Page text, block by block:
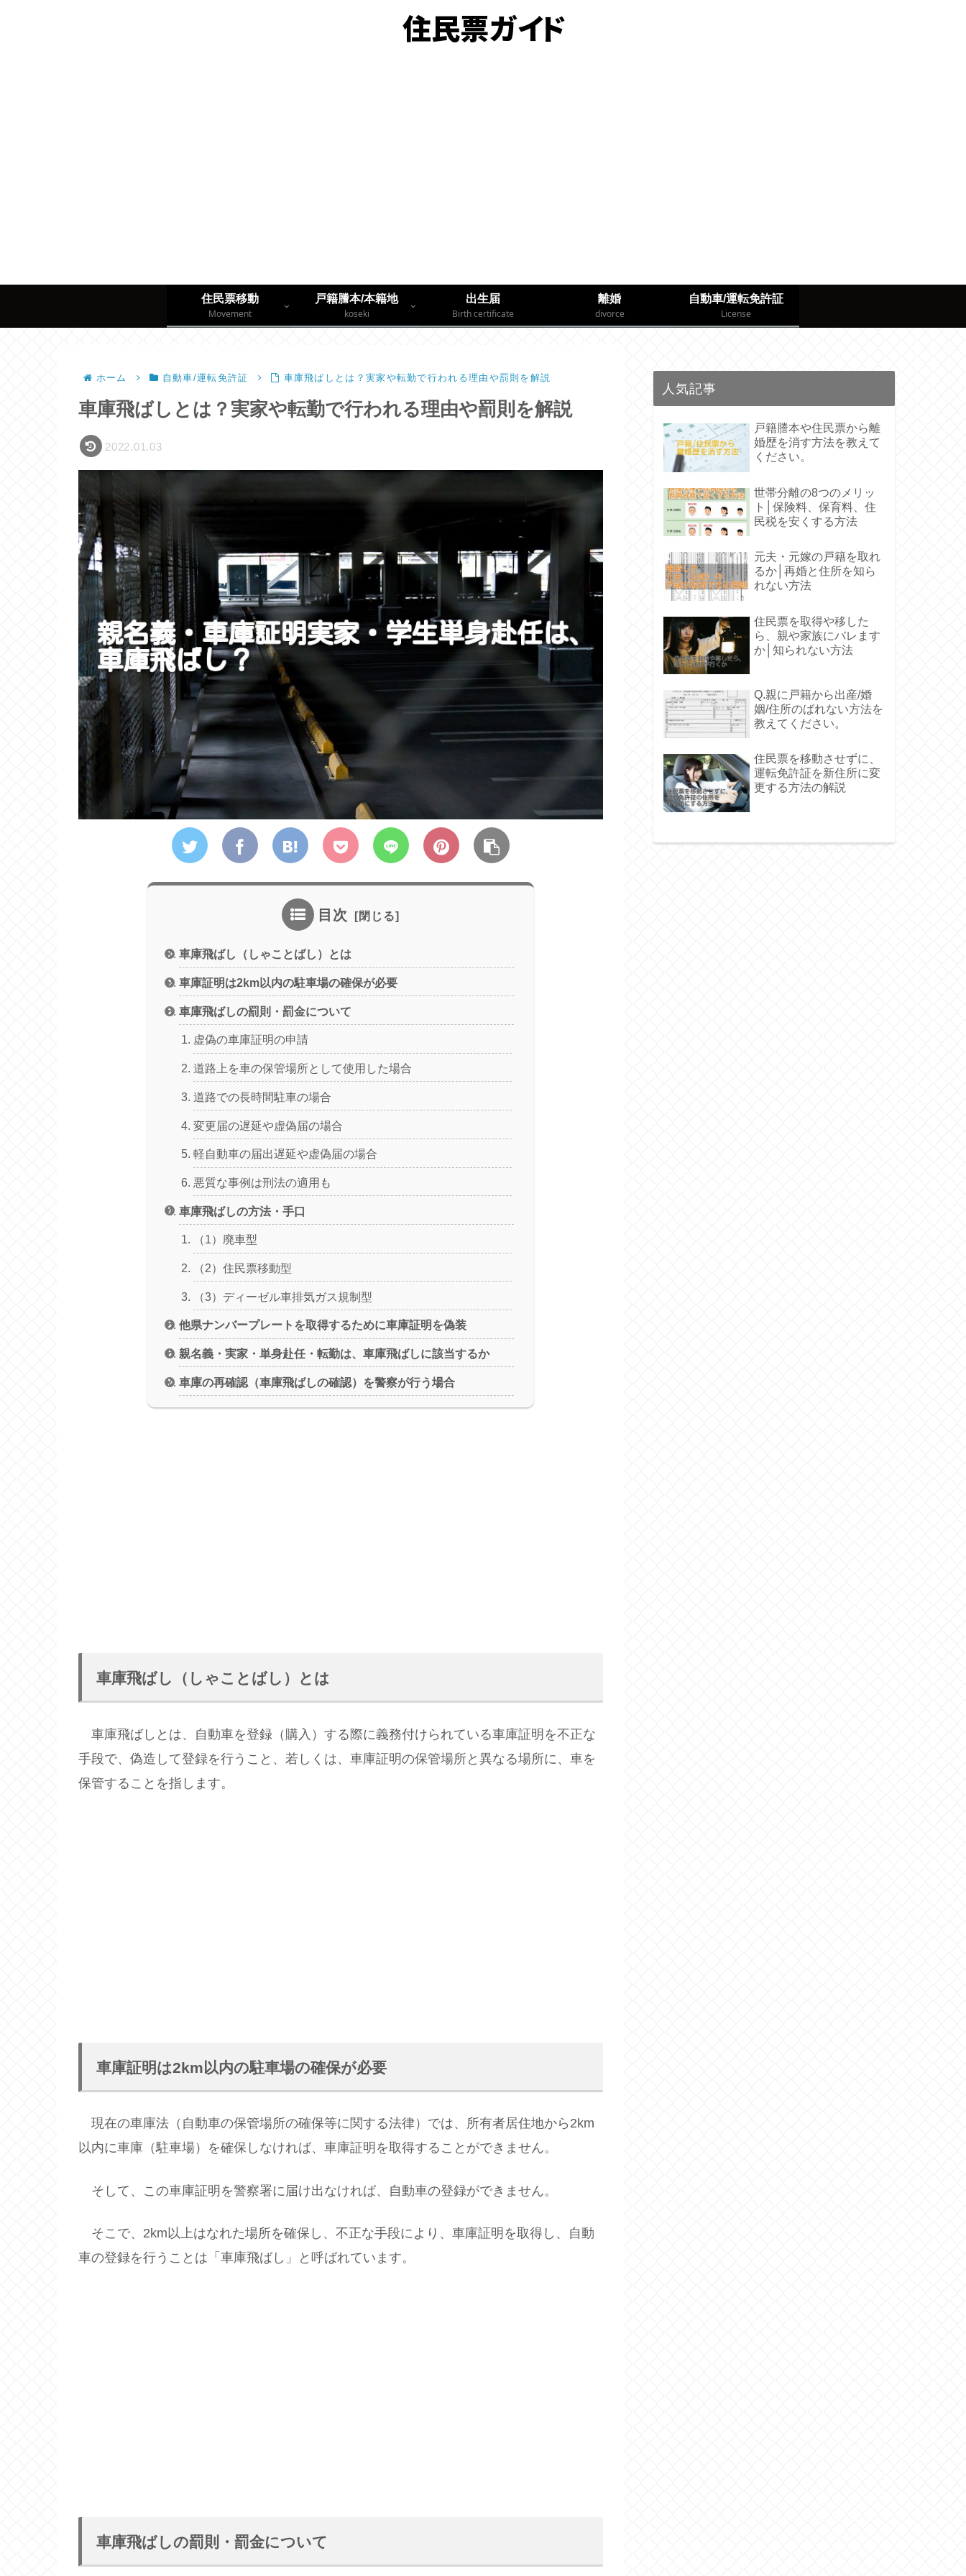
住民票移動
Movement
戸籍謄本/本籍地
koseki
出生届
Birth certificate
離婚
divorce
自動車/運転免許証
License
ホーム 自動車/運転免許証 車庫飛ばしとは？実家や転勤で行われる理由や罰則を解説
車庫飛ばしとは？実家や転勤で行われる理由や罰則を解説
2022.01.03
目次
車庫飛ばし（しゃことばし）とは
車庫証明は2km以内の駐車場の確保が必要
車庫飛ばしの罰則・罰金について
虚偽の車庫証明の申請
道路上を車の保管場所として使用した場合
道路での長時間駐車の場合
変更届の遅延や虚偽届の場合
軽自動車の届出遅延や虚偽届の場合
悪質な事例は刑法の適用も
車庫飛ばしの方法・手口
（1）廃車型
（2）住民票移動型
（3）ディーゼル車排気ガス規制型
他県ナンバープレートを取得するために車庫証明を偽装
親名義・実家・単身赴任・転勤は、車庫飛ばしに該当するか
車庫の再確認（車庫飛ばしの確認）を警察が行う場合
車庫飛ばし（しゃことばし）とは
車庫飛ばしとは、自動車を登録（購入）する際に義務付けられている車庫証明を不正な
手段で、偽造して登録を行うこと、若しくは、車庫証明の保管場所と異なる場所に、車を
保管することを指します。
車庫証明は2km以内の駐車場の確保が必要
現在の車庫法（自動車の保管場所の確保等に関する法律）では、所有者居住地から2km
以内に車庫（駐車場）を確保しなければ、車庫証明を取得することができません。
そして、この車庫証明を警察署に届け出なければ、自動車の登録ができません。
そこで、2km以上はなれた場所を確保し、不正な手段により、車庫証明を取得し、自動
車の登録を行うことは「車庫飛ばし」と呼ばれています。
車庫飛ばしの罰則・罰金について
人気記事
戸籍謄本や住民票から離
婚歴を消す方法を教えて
ください。
世帯分離の8つのメリッ
ト│保険料、保育料、住
民税を安くする方法
元夫・元嫁の戸籍を取れ
るか│再婚と住所を知ら
れない方法
住民票を取得や移した
ら、親や家族にバレます
か│知られない方法
Q.親に戸籍から出産/婚
姻/住所のばれない方法を
教えてください。
住民票を移動させずに、
運転免許証を新住所に変
更する方法の解説